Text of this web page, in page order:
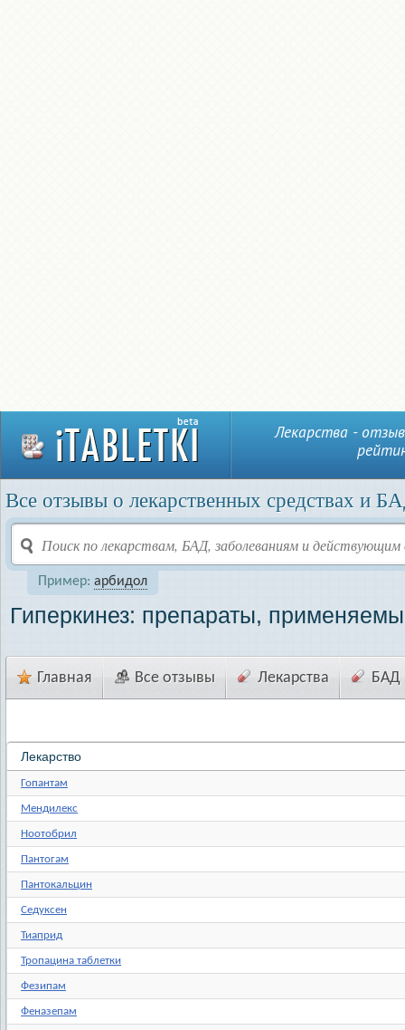
Лекарства -
Все отзывы о лекарственных средствах и
Пример: арбидол
Гиперкинез: препараты,
Главная Все отзывы Лекарства БАД
Лекарство
Гопантам
Мендилекс
Ноотобрил
Пантогам
Пантокальцин
Седуксен
Тиаприд
Тропацина таблетки
Фезипам
Феназепам